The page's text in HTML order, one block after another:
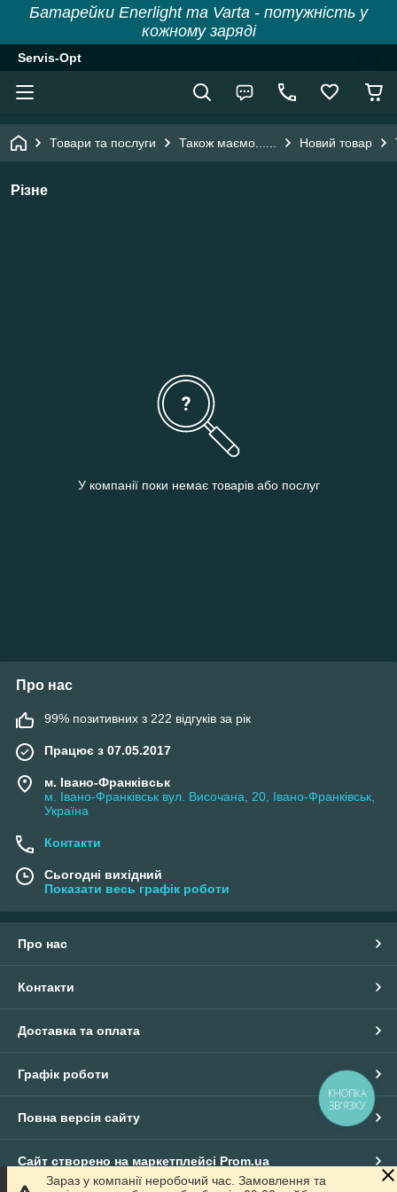
Батарейки Enerlight та Varta - потужність у
кожному заряді
Servis-Opt
Товари та послуги Також маємо...... Новий товар
Різне
У компанії поки немає товарів або послуг
Про нас
99% позитивних з 222 відгуків за рік
Працює з 07.05.2017
м. Івано-Франківськ
м. Івано-Франківськ вул. Височана, 20, Івано-Франківськ,
Україна
Контакти
Сьогодні вихідний
Показати весь графік роботи
Про нас
Контакти
Доставка та оплата
Графік роботи
Повна версія сайту
Сайт створено на маркетплейсі Prom.ua
Зараз у компанії неробочий час. Замовлення та
КНОПКА
ЗВ'ЯЗКУ